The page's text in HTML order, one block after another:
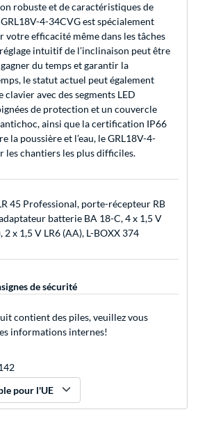
robuste et de caractéristiques de
4-34CVG est spécialement
votre efficacité même dans les tâches
intuitif de l’inclinaison peut être
du temps et garantir la
le statut actuel peut également
clavier avec des segments LED
de protection et un couvercle
ainsi que la certification IP66
la poussière et l’eau, le GRL18V-4-
les chantiers les plus difficiles.
45 Professional, porte-récepteur RB
batterie BA 18-C, 4 x 1,5 V
2 x 1,5 V LR6 (AA), L-BOXX 374
de sécurité
contient des piles, veuillez vous
informations internes!
pour l'UE